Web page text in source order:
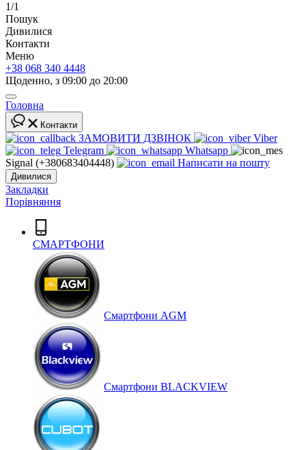
1/1
Пошук
Дивилися
Контакти
Меню
+38 068 340 4448
Щоденно, з 09:00 до 20:00
Головна
Контакти
ЗАМОВИТИ ДЗВІНОК
Viber
Telegram
Whatsapp
Signal (+380683404448)
Написати на пошту
Дивилися
Закладки
Порівняння
СМАРТФОНИ
Cмартфони AGM
Смартфони BLACKVIEW